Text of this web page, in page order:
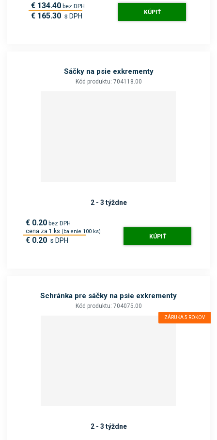
€ 134.40 bez DPH
€ 165.30 s DPH KÚPIŤ
Sáčky na psie exkrementy
Kód produktu: 704118.00
2 - 3 týždne
€ 0.20 bez DPH
cena za 1 ks (balenie 100 ks)
€ 0.20 s DPH KÚPIŤ
Schránka pre sáčky na psie exkrementy
Kód produktu: 704075.00
ZÁRUKA 5 ROKOV
2 - 3 týždne